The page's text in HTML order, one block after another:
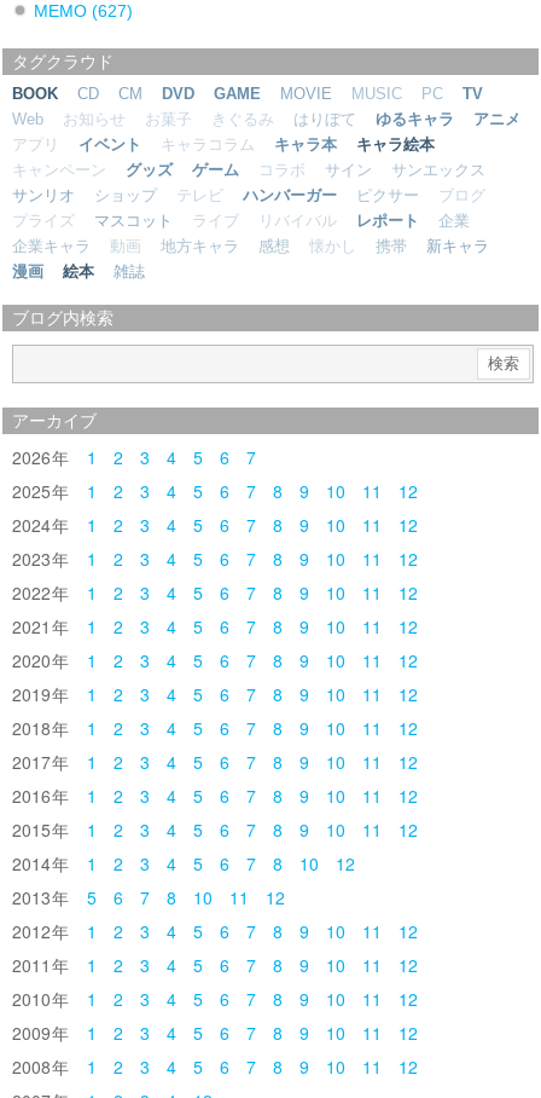
MEMO (627)
タグクラウド
BOOK CD CM DVD GAME MOVIE MUSIC PC
TV
Web
お知らせ お菓子 きぐるみ はりぼて ゆるキャラ
アニメ
アプリ
イベント キャラコラム キャラ本
キャラ絵本
キャンペーン
グッズ ゲーム コラボ サイン
サンエックス
サンリオ
ショップ テレビ ハンバーガー ピクサー
ブログ
プライズ
マスコット ライブ リバイバル レポート
企業
企業キャラ
動画 地方キャラ 感想 懐かし 携帯
新キャラ
漫画
絵本 雑誌
ブログ内検索
アーカイブ
2026 1 2 3 4 5 6
7
2025
1 2 3 4 5 6 7 8 9 10 11
12
2024
1 2 3 4 5 6 7 8 9 10 11
12
2023
1 2 3 4 5 6 7 8 9 10 11
12
2022
1 2 3 4 5 6 7 8 9 10 11
12
2021
1 2 3 4 5 6 7 8 9 10 11
12
2020
1 2 3 4 5 6 7 8 9 10 11
12
2019
1 2 3 4 5 6 7 8 9 10 11
12
2018
1 2 3 4 5 6 7 8 9 10 11
12
2017
1 2 3 4 5 6 7 8 9 10 11
12
2016
1 2 3 4 5 6 7 8 9 10 11
12
2015
1 2 3 4 5 6 7 8 9 10 11
12
2014
1 2 3 4 5 6 7 8 10
12
2013
5 6 7 8 10 11
12
2012
1 2 3 4 5 6 7 8 9 10 11
12
2011
1 2 3 4 5 6 7 8 9 10 11
12
2010
1 2 3 4 5 6 7 8 9 10 11
12
2009
1 2 3 4 5 6 7 8 9 10 11
12
2008
1 2 3 4 5 6 7 8 9 10 11
12